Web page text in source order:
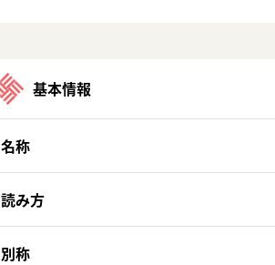
基本情報
名称
読み方
別称